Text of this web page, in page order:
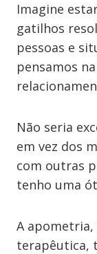
Imagine
gatilhos
pessoas e
pensamos
Não seria
em vez dos
com outras
tenho uma
A
terapêutica,